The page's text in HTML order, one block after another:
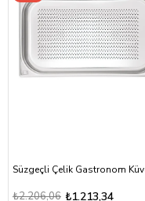
₺1.213,34
₺2.206,06